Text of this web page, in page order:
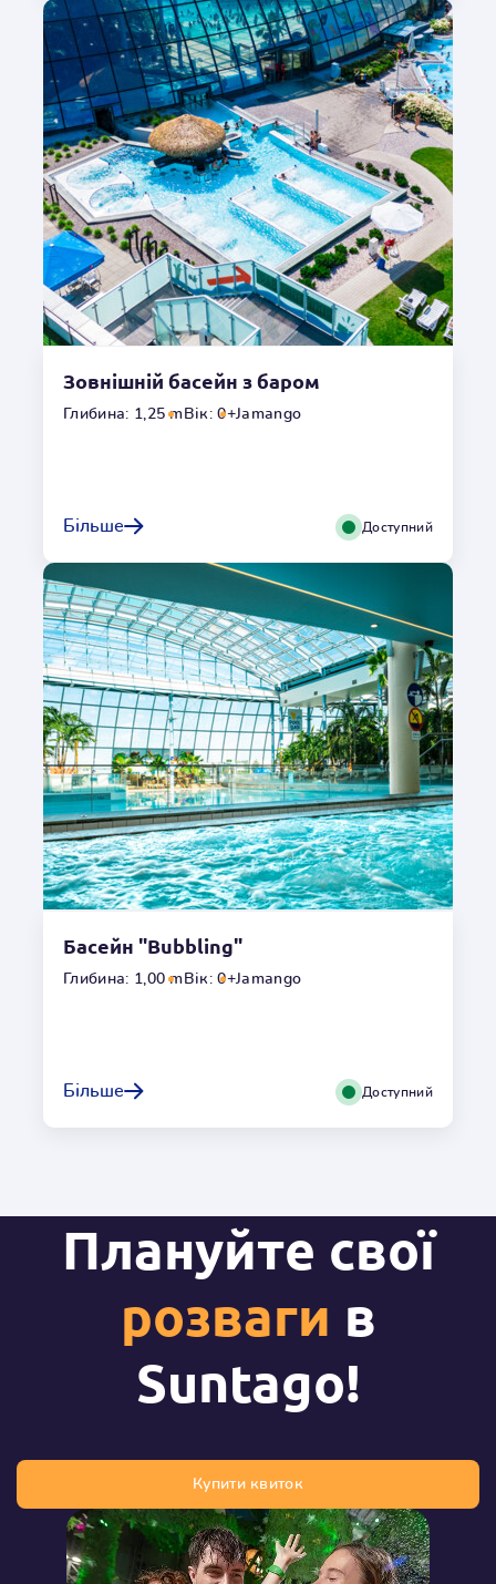
можете розслабитися в джакузі, зайняти гідромасажне
ліжко або поплавати з течією дикої річки, яка
розслабить ваше тіло.
Місцезнаходження
На відкритому повітрі
Глибина
1,34m
Гідромасаж
Так
Температура
32oC
Умови користування
Величезний басейн площею 845 м² зі штучно
згенерованими хвилями змусить вас відчути себе наче
на морському узбережжі. З різною силою та швидкістю
хвиль ви можете розраховувати на різні враження
кожного разу!
Місцезнаходження
Всередині
Глибина
1,80m
Гідромасаж
Ні
Температура
32oC
Умови користування
Зовнішній басейн з баром
Глибина: 1,25 mВік: 0+Jamango
Більше Доступний
Час для справжньої водної сієсти та напою в барі біля
басейну! Розслабтеся в джакузі або зручно вмостіться
Глибина
1,25m
Температура
Умови користування
Басейн "Bubbling"
Глибина: 1,00 mВік: 0+Jamango
Більше Доступний
Переглянути галерею
Плануйте свої
розваги в
Suntago!
Купити квиток